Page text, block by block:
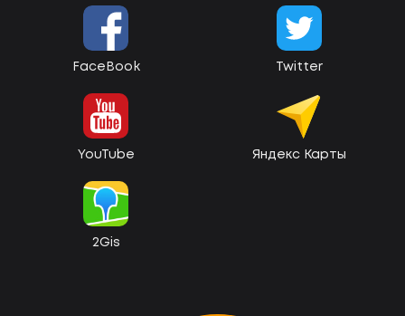
FaceBook Twitter
YouTube Яндекс Карты
2Gis